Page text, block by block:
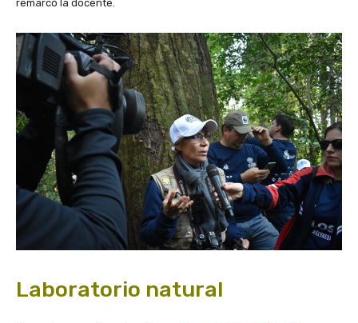
remarcó la docente.
Laboratorio natural